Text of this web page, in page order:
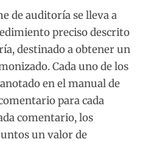
de auditoría se lleva a
preciso descrito
destinado a obtener un
Cada uno de los
en el manual de
para cada
comentario, los
un valor de